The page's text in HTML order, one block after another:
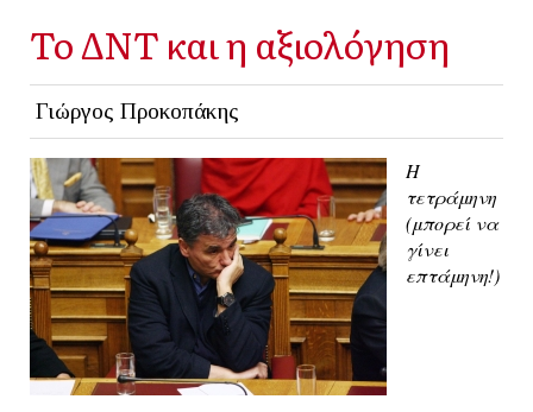
Το ΔΝΤ και η αξιολόγηση
Γιώργος Προκοπάκης
Η
τετράμηνη
(μπορεί να
γίνει
επτάμηνη!)